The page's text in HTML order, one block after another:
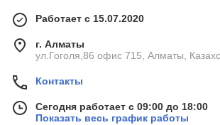
Работает с 15.07.2020
г. Алматы
ул.Гоголя,86 офис 715, Алматы,
Контакты
Сегодня работает с 09:00 до 18:00
Показать весь график работы